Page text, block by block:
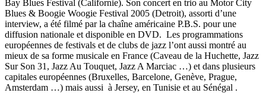
Bay Blues Festival (Californie). Son concert en trio au Motor City
Blues & Boogie Woogie Festival 2005 (Detroit), assorti d’une
interview, a été filmé par la chaîne américaine P.B.S. pour une
diffusion nationale et disponible en DVD. Les programmations
européennes de festivals et de clubs de jazz l’ont aussi montré au
mieux de sa forme musicale en France (Caveau de la Huchette, Jazz
Sur Son 31, Jazz Au Touquet, Jazz A Marciac …) et dans plusieurs
capitales européennes (Bruxelles, Barcelone, Genève, Prague,
Amsterdam …) mais aussi à Jersey, en Tunisie et au Sénégal .